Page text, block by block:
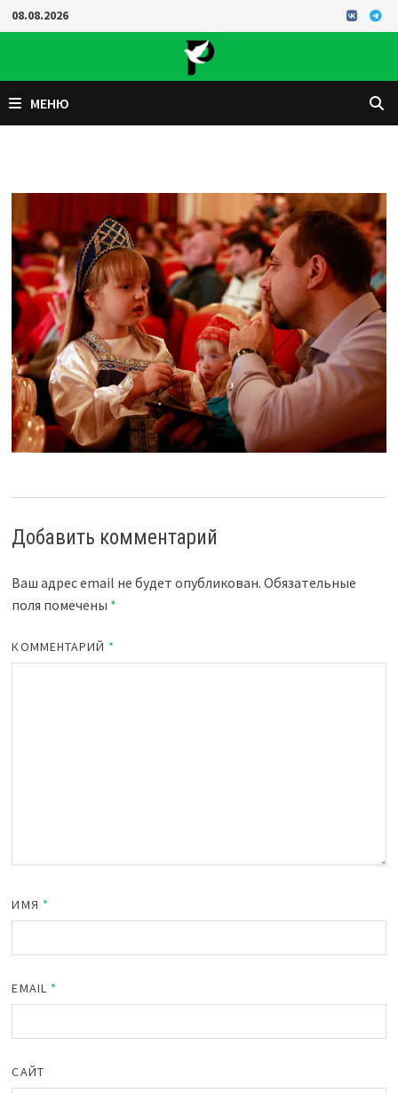
Перейти
к
08.08.2026
МЕНЮ
Добавить комментарий
Ваш адрес email не будет опубликован. Обязательные
поля помечены *
КОММЕНТАРИЙ *
ИМЯ *
EMAIL *
САЙТ